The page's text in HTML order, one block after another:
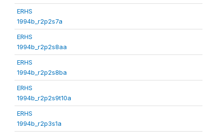
ERHS
1994b_r2p2s7a
ERHS
1994b_r2p2s8aa
ERHS
1994b_r2p2s8ba
ERHS
1994b_r2p2s9t10a
ERHS
1994b_r2p3s1a